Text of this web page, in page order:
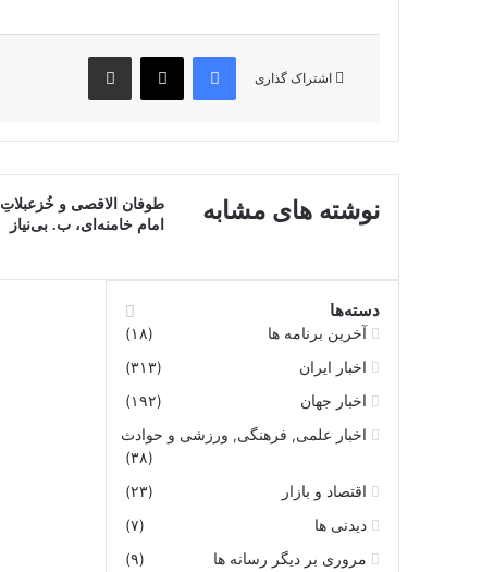
اشتراک گذاری
فیس بوک
نوشته های مشابه
طوفان الاقصی و خُزعبلاتِ
امام خامنه‌ای، ب. بی‌نیاز
دسته‌ها
آخرین برنامه ها
(۱۸)
اخبار ایران
(۳۱۳)
اخبار جهان
(۱۹۲)
اخبار علمی, فرهنگی, ورزشی و حوادث
(۳۸)
اقتصاد و بازار
(۲۳)
دیدنی ها
(۷)
مروری بر دیگر رسانه ها
(۹)